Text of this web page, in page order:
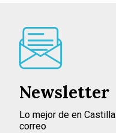
Newsletter
Lo mejor de en
correo